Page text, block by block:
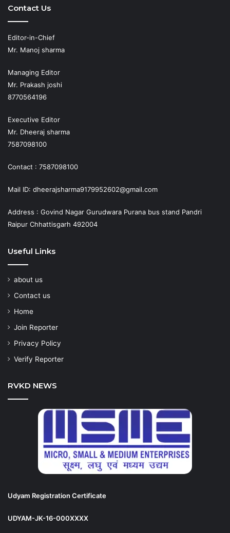
Contact Us
Editor-in-Chief
Mr. Manoj sharma
Managing Editor
Mr. Prakash joshi
8770564196
Executive Editor
Mr. Dheeraj sharma
7587098100
Contact : 7587098100
Mail ID: dheerajsharma9179952602@gmail.com
Address : Govind Nagar Gurudwara Purana bus stand Pandri
Raipur Chhattisgarh 492004
Useful Links
about us
Contact us
Home
Join Reporter
Privacy Policy
Verify Reporter
RVKD NEWS
Udyam Registration Certificate
UDYAM-JK-16-000XXXX